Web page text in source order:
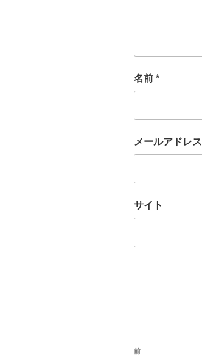
名前 *
メールアドレス
サイト
投
過
前